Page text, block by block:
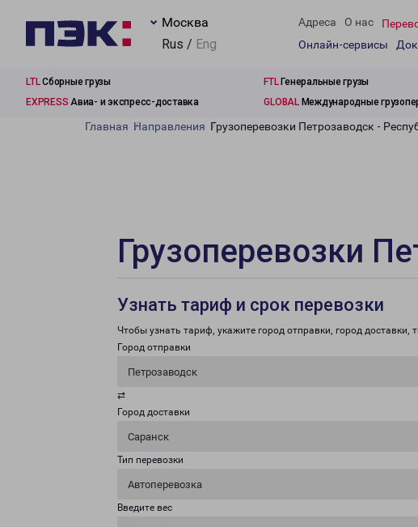
Москва
Rus / Eng
Адреса О нас
Онлайн-сервисы
LTLСборные грузы FTLГенеральные грузы
EXPRESS Авиа- и экспресс-доставка GLOBALМеждународные
Главная Направления Грузоперевозки Петрозаводск -
Грузоперевозки
Узнать тариф и срок перевозки
Чтобы узнать тариф, укажите город отправки, город доставки,
Город отправки
Петрозаводск
⇄
Город доставки
Саранск
Тип перевозки
Автоперевозка
Введите вес